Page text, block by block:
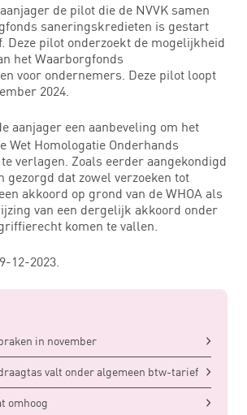
de pilot die de NVVK samen
saneringskredieten is gestart
Deze pilot onderzoekt de mogelijkheid
het Waarborgfonds
voor ondernemers. Deze pilot loopt
2024.
aanjager een aanbeveling om het
Wet Homologatie Onderhands
verlagen. Zoals eerder aangekondigd
gezorgd dat zowel verzoeken tot
akkoord op grond van de WHOA als
van een dergelijk akkoord onder
komen te vallen.
12-2023.
in november
valt onder algemeen btw-tarief
omhoog